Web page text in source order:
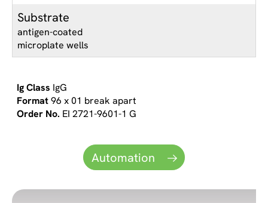
Substrate
antigen-coated
microplate wells
IgG
96 x 01 break apart
EI 2721-9601-1 G
Automation